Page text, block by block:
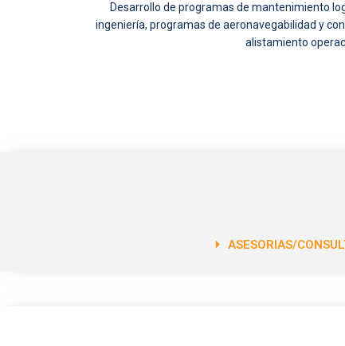
Desarrollo de programas de mantenimiento
ingeniería, programas de aeronavegabilidad y
alistamiento
ASESORIAS/